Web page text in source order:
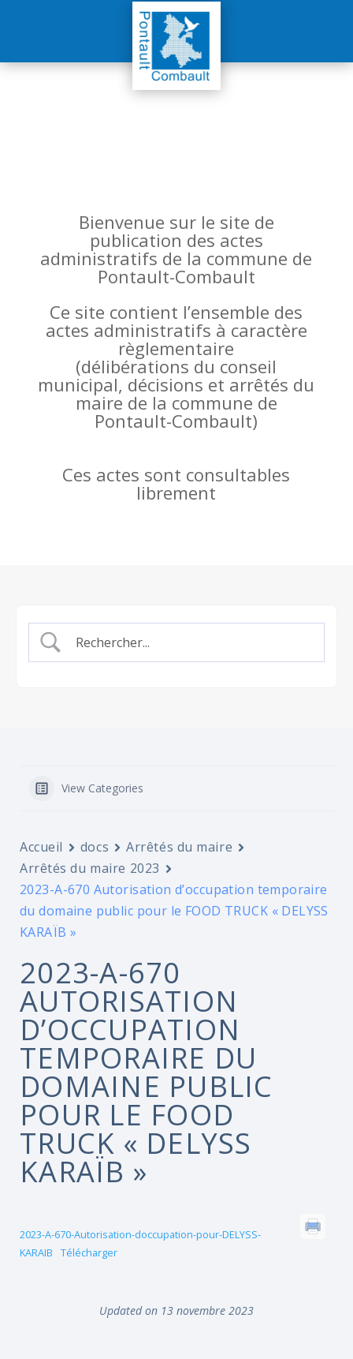
Bienvenue sur le site de
publication des actes
administratifs de la commune de
Pontault-Combault
Ce site contient l’ensemble des
actes administratifs à caractère
règlementaire
(délibérations du conseil
municipal, décisions et arrêtés du
maire de la commune de
Pontault-Combault)
Ces actes sont consultables
librement
View Categories
Accueil docs
Arrêtés du maire
Arrêtés du maire 2023
2023-A-670 Autorisation d’occupation temporaire
du domaine public pour le FOOD TRUCK « DELYSS
KARAÏB »
2023-A-670
AUTORISATION
D’OCCUPATION
TEMPORAIRE DU
DOMAINE PUBLIC
POUR LE FOOD
TRUCK « DELYSS
KARAÏB »
2023-A-670-Autorisation-doccupation-pour-DELYSS-
KARAIB
Télécharger
Updated on 13 novembre 2023